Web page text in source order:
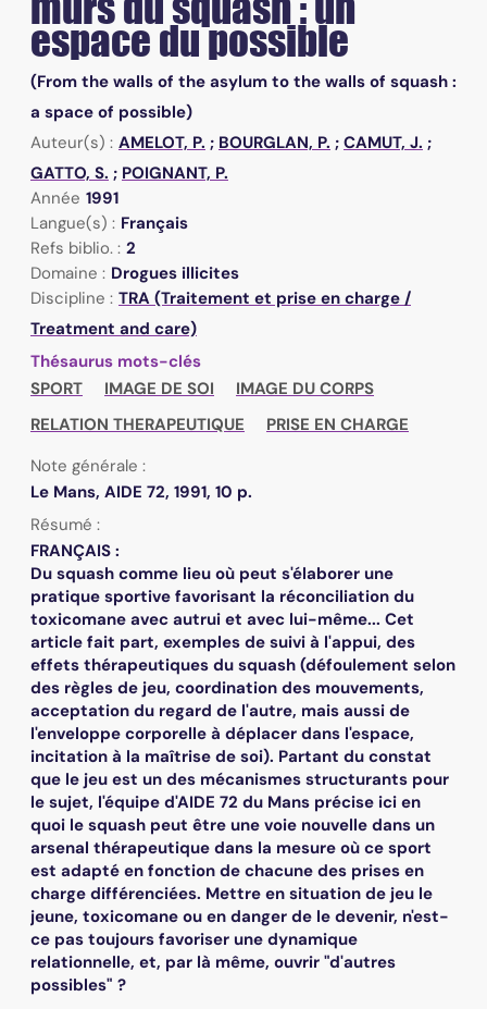
espace du possible
(From the walls of the asylum to the walls of squash :
a space of possible)
Auteur(s) : AMELOT, P. ; BOURGLAN, P. ; CAMUT, J. ;
GATTO, S. ; POIGNANT, P.
Année 1991
Langue(s) : Français
Refs biblio. : 2
Domaine : Drogues illicites
Discipline : TRA (Traitement et prise en charge /
Treatment and care)
Thésaurus mots-clés
SPORT
IMAGE DE SOI
IMAGE DU CORPS
RELATION THERAPEUTIQUE
PRISE EN CHARGE
Note générale :
Le Mans, AIDE 72, 1991, 10 p.
Résumé :
FRANÇAIS :
Du squash comme lieu où peut s'élaborer une
pratique sportive favorisant la réconciliation du
toxicomane avec autrui et avec lui-même... Cet
article fait part, exemples de suivi à l'appui, des
effets thérapeutiques du squash (défoulement selon
des règles de jeu, coordination des mouvements,
acceptation du regard de l'autre, mais aussi de
l'enveloppe corporelle à déplacer dans l'espace,
incitation à la maîtrise de soi). Partant du constat
que le jeu est un des mécanismes structurants pour
le sujet, l'équipe d'AIDE 72 du Mans précise ici en
quoi le squash peut être une voie nouvelle dans un
arsenal thérapeutique dans la mesure où ce sport
est adapté en fonction de chacune des prises en
charge différenciées. Mettre en situation de jeu le
jeune, toxicomane ou en danger de le devenir, n'est-
ce pas toujours favoriser une dynamique
relationnelle, et, par là même, ouvrir "d'autres
possibles" ?